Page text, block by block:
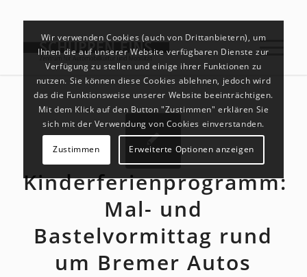
Kinderferienprogramm:
Mal- und
Bastelvormittag rund
um Bremer Autos
Wir verwenden Cookies (auch von Drittanbietern), um
Ihnen die auf unserer Website verfügbaren Dienste zur
Verfügung zu stellen und einige ihrer Funktionen zu
nutzen. Sie können diese Cookies ablehnen, jedoch wird
das die Funktionsweise unserer Website beeinträchtigen.
Mit dem Klick auf den Button "Zustimmen" erklären Sie
sich mit der Verwendung von Cookies einverstanden.
Zustimmen Erweiterte Optionen anzeigen